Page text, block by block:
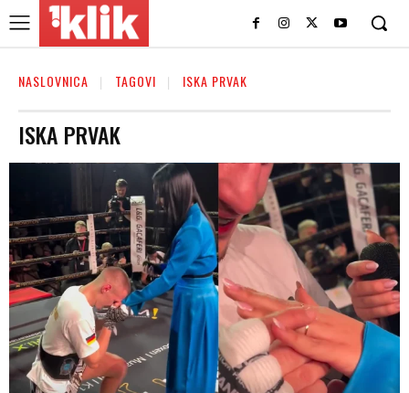
NASLOVNICA TAGOVI ISKA PRVAK
ISKA PRVAK